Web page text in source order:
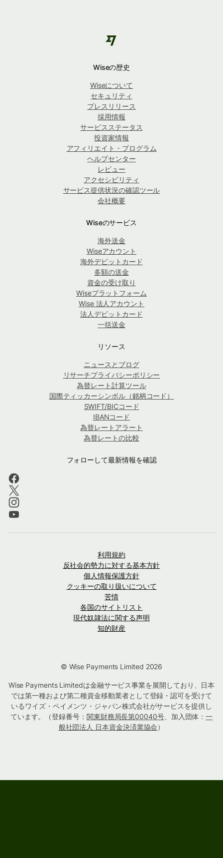
Wiseの歴史
Wiseについて
セキュリティ
プレスリリース
採用情報
サービスステータス
投資家情報
アフィリエイト・プログラム
ヘルプセンター
レビュー
アクセシビリティ
サービス提供状況の確認ツール
会社概要
Wiseのサービス
海外送金
Wiseアカウント
海外デビットカード
多額の送金
資金の受け取り
Wiseプラットフォーム
Wise 法人アカウント
法人デビットカード
一括送金
リソース
ニュースとブログ
リサーチプライバシーポリシー
為替レート計算ツール
国際ティッカーシンボル（銘柄コード）
SWIFT/BICコード
IBANコード
為替レートアラート
為替レートの比較
フォローして最新情報を確認
利用規約
反社会的勢力に対する基本方針
個人情報保護方針
クッキーの取り扱いについて
苦情
各国のサイトリスト
現代奴隷法に関する声明
知的財産
© Wise Payments Limited 2026
Wise Payments Limitedは金融サービス事業を展開しており、日本
では第一種および第二種資金移動業者として登録・認可を受けて
いるワイズ・ペイメンツ・ジャパン株式会社がサービスを提供し
ています。（登録番号： 関東財務局長第00040号、加入団体：一
般社団法人 日本資金決済業協会）